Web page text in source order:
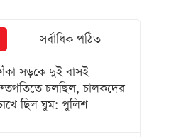
সর্বাধিক পঠিত
সড়কে দুই বাসই
চলছিল, চালকদের
ছিল ঘুম: পুলিশ